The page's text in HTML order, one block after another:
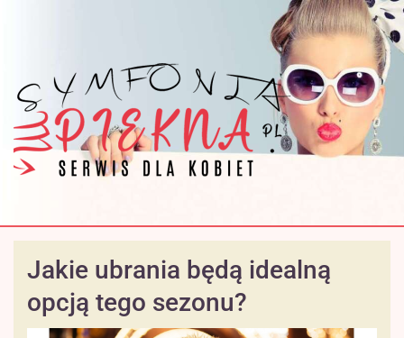
Jakie ubrania będą idealną
opcją tego sezonu?